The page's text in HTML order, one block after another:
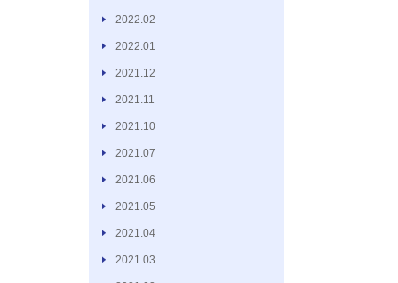
2022.02
2022.01
2021.12
2021.11
2021.10
2021.07
2021.06
2021.05
2021.04
2021.03